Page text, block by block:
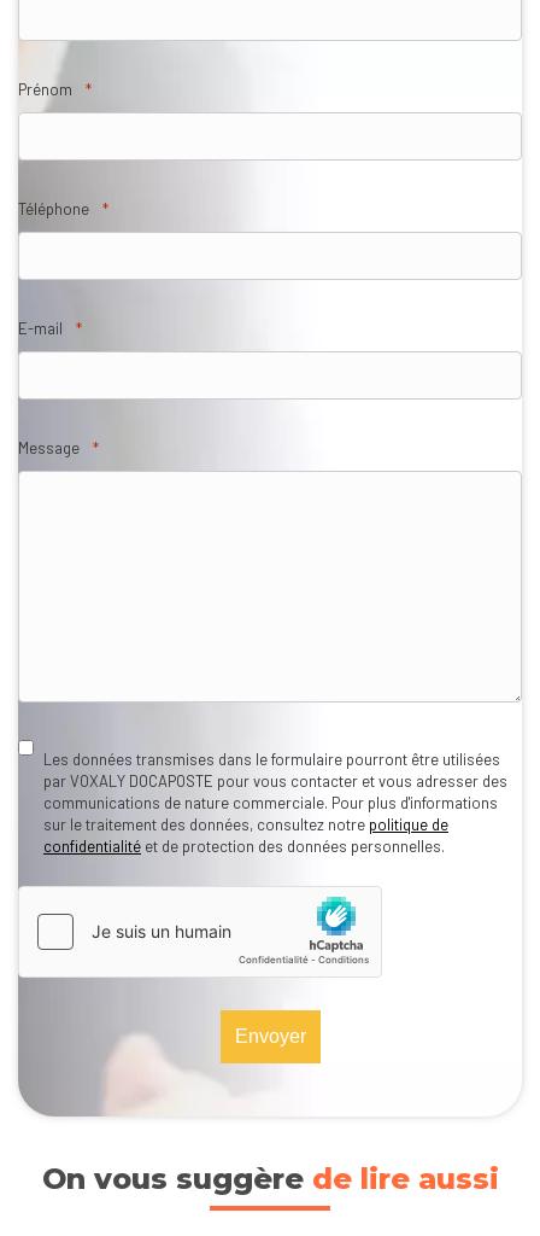
Prénom *
Téléphone *
E-mail *
Message *
RGPDLes données transmises dans le formulaire pourront être utilisées
par VOXALY DOCAPOSTE pour vous contacter et vous adresser des
communications de nature commerciale. Pour plus d'informations
sur le traitement des données, consultez notre politique de
confidentialité et de protection des données personnelles.
hCaptcha
On vous suggère de lire aussi